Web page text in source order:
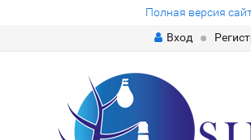
Полная версия
Вход